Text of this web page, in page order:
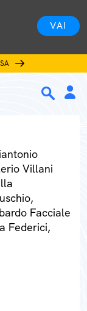
VAI
Villani
Facciale
Federici,